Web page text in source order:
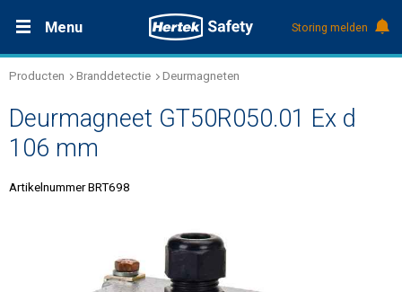
Menu
Oplossingen
Producten
Service & Onderhoud
Storing melden
Productdocumentatie (DMS)
+31 (0)495 584111
Producten Branddetectie Deurmagneten
Deurmagneet GT50R050.01 Ex d
106 mm
Artikelnummer BRT698